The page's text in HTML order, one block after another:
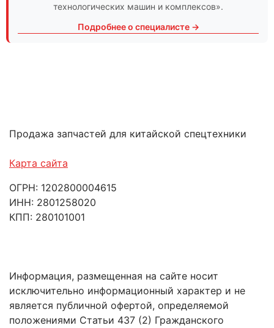
технологических машин и комплексов».
Подробнее о специалисте →
Продажа запчастей для китайской спецтехники
Карта сайта
ОГРН: 1202800004615
ИНН: 2801258020
КПП: 280101001
Информация, размещенная на сайте носит
исключительно информационный характер и не
является публичной офертой, определяемой
положениями Статьи 437 (2) Гражданского